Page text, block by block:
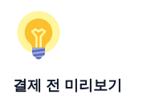
결제 전 미리보기